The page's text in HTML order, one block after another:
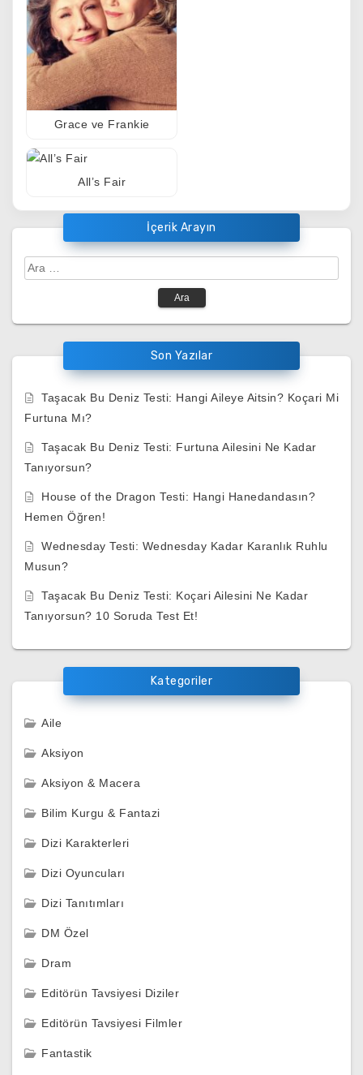
Grace ve Frankie
All’s Fair
İçerik Arayın
Arama:
Son Yazılar
Taşacak Bu Deniz Testi: Hangi Aileye Aitsin? Koçari Mi
Furtuna Mı?
Taşacak Bu Deniz Testi: Furtuna Ailesini Ne Kadar
Tanıyorsun?
House of the Dragon Testi: Hangi Hanedandasın?
Hemen Öğren!
Wednesday Testi: Wednesday Kadar Karanlık Ruhlu
Musun?
Taşacak Bu Deniz Testi: Koçari Ailesini Ne Kadar
Tanıyorsun? 10 Soruda Test Et!
Kategoriler
Aile
Aksiyon
Aksiyon & Macera
Bilim Kurgu & Fantazi
Dizi Karakterleri
Dizi Oyuncuları
Dizi Tanıtımları
DM Özel
Dram
Editörün Tavsiyesi Diziler
Editörün Tavsiyesi Filmler
Fantastik